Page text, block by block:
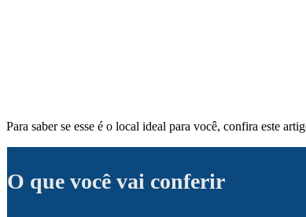
Para saber se esse é o local ideal para você, confira este
O que você vai conferir